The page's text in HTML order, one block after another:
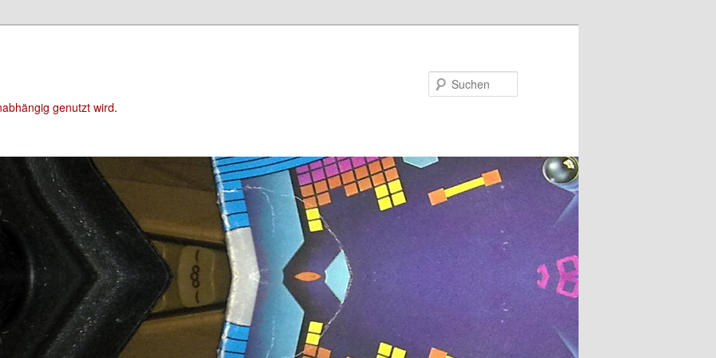
genutzt wird.